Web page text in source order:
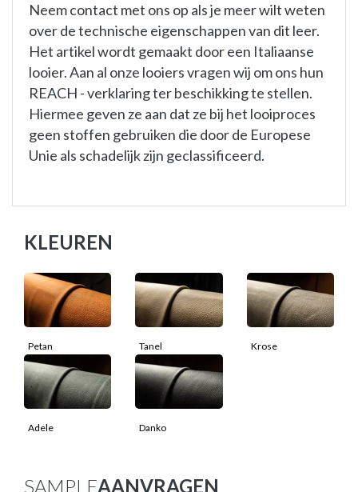
Neem contact met ons op als je meer wilt weten
over de technische eigenschappen van dit leer.
Het artikel wordt gemaakt door een Italiaanse
looier. Aan al onze looiers vragen wij om ons hun
REACH - verklaring ter beschikking te stellen.
Hiermee geven ze aan dat ze bij het looiproces
geen stoffen gebruiken die door de Europese
Unie als schadelijk zijn geclassificeerd.
KLEUREN
Petan Tanel Krose
Adele Danko
SAMPLEAANVRAGEN